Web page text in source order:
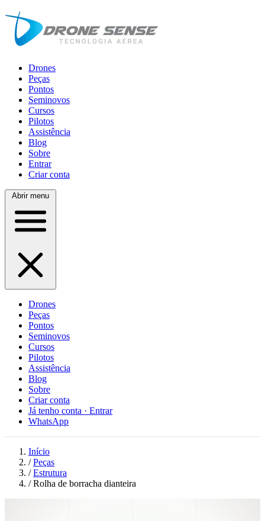
Drones
Peças
Pontos
Seminovos
Cursos
Pilotos
Assistência
Blog
Sobre
Entrar
Criar conta
Abrir menu
Drones
Peças
Pontos
Seminovos
Cursos
Pilotos
Assistência
Blog
Sobre
Criar conta
Já tenho conta · Entrar
WhatsApp
Início
/ Peças
/ Estrutura
/ Rolha de borracha dianteira